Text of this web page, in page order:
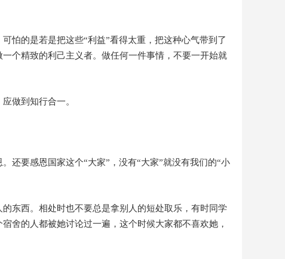
怕的是若是把这些“利益”看得太重，把这种心气带到了
个精致的利己主义者。做任何一件事情，不要一开始就
做到知行合一。
还要感恩国家这个“大家”，没有“大家”就没有我们的“小
东西。相处时也不要总是拿别人的短处取乐，有时同学
舍的人都被她讨论过一遍，这个时候大家都不喜欢她，